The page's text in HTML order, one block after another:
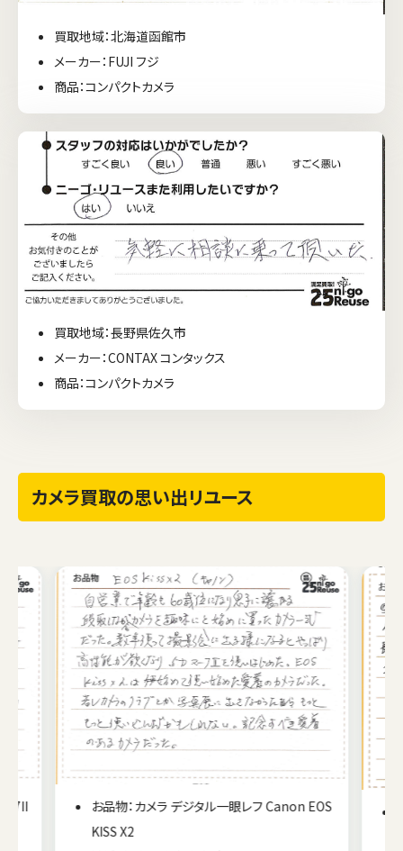
買取地域：北海道函館市
メーカー：FUJI フジ
商品：コンパクトカメラ
買取地域：長野県佐久市
メーカー：CONTAX コンタックス
商品：コンパクトカメラ
カメラ買取の思い出リユース
67II
お品物：カメラ デジタル一眼レフ Canon EOS
KISS X2